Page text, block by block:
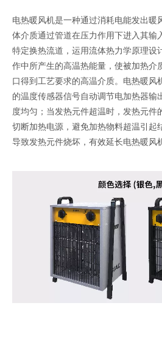
电热暖风机是一种通过消耗电能发出暖
体介质通过管道在压力作用下进入其输
特定换热流道，运用流体热力学原理设
作中所产生的高温热能量，使被加热介
口得到工艺要求的高温介质。电热暖风
的温度传感器信号自动调节电加热器输
度均匀；当发热元件超温时，发热元件
切断加热电源，避免加热物料超温引起
导致发热元件烧坏，有效延长电热暖风